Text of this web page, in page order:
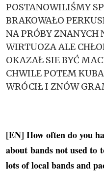
POSTANOWILIŚMY
BRAKOWAŁO
NA PRÓBY ZNANYCH
WIRTUOZA ALE
OKAZAŁ SIE BYĆ
CHWILE POTEM
WRÓCIŁ I ZNÓW
[EN] How often do you
about bands not used to
lots of local bands and